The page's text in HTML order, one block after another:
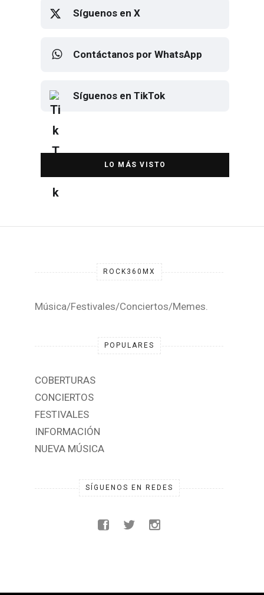
Síguenos en Instagram
Síguenos en X
Contáctanos por WhatsApp
DESTACADA
despedirse en el Estadio Banorte
ROCK360MX
Música/Festivales/Conciertos/Memes.
COBERTURAS
CONCIERTOS
FESTIVALES
NUEVA MÚSICA
SÍGUENOS EN REDES